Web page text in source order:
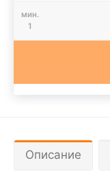
мин.
1
Описание